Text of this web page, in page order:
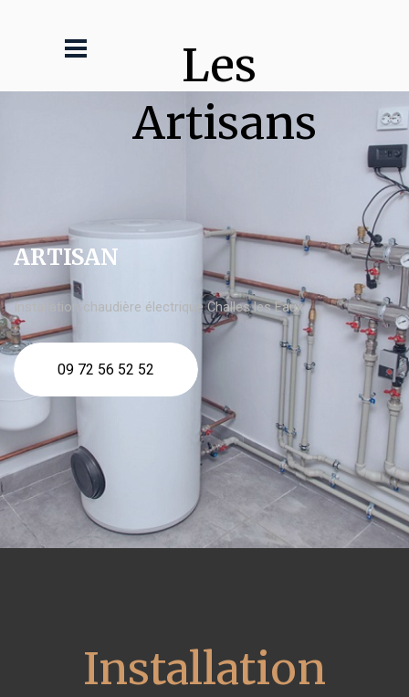
Les
Artisans
ARTISAN
Installation chaudière électrique Challes les Eaux
09 72 56 52 52
Installation